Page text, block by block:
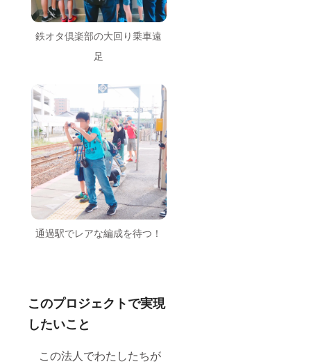
鉄オタ倶楽部の大回り乗車遠
足
通過駅でレアな編成を待つ！
このプロジェクトで実現
したいこと
この法人でわたしたちが